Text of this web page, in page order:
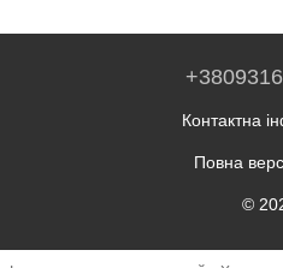
Контактна
Повна
©